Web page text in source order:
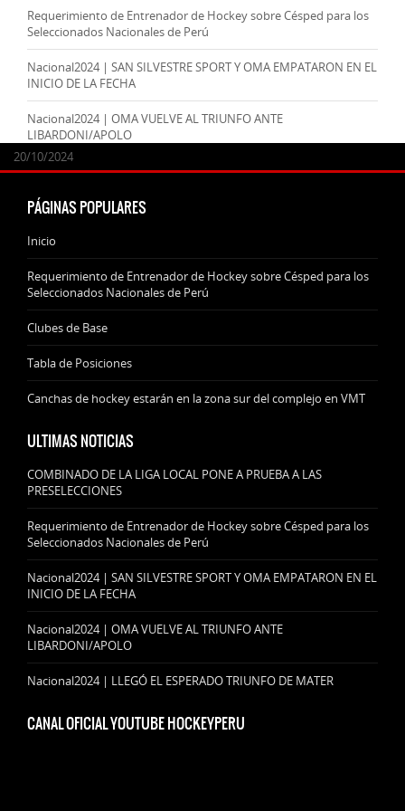
24/09/2025
Requerimiento de Entrenador de Hockey sobre Césped para los
Seleccionados Nacionales de Perú
07/11/2024
Nacional2024 | SAN SILVESTRE SPORT Y OMA EMPATARON EN EL
INICIO DE LA FECHA
20/10/2024
Nacional2024 | OMA VUELVE AL TRIUNFO ANTE
LIBARDONI/APOLO
20/10/2024
PÁGINAS POPULARES
Inicio
Requerimiento de Entrenador de Hockey sobre Césped para los
Seleccionados Nacionales de Perú
Clubes de Base
Tabla de Posiciones
Canchas de hockey estarán en la zona sur del complejo en VMT
ULTIMAS NOTICIAS
COMBINADO DE LA LIGA LOCAL PONE A PRUEBA A LAS
PRESELECCIONES
Requerimiento de Entrenador de Hockey sobre Césped para los
Seleccionados Nacionales de Perú
Nacional2024 | SAN SILVESTRE SPORT Y OMA EMPATARON EN EL
INICIO DE LA FECHA
Nacional2024 | OMA VUELVE AL TRIUNFO ANTE
LIBARDONI/APOLO
Nacional2024 | LLEGÓ EL ESPERADO TRIUNFO DE MATER
CANAL OFICIAL YOUTUBE HOCKEYPERU